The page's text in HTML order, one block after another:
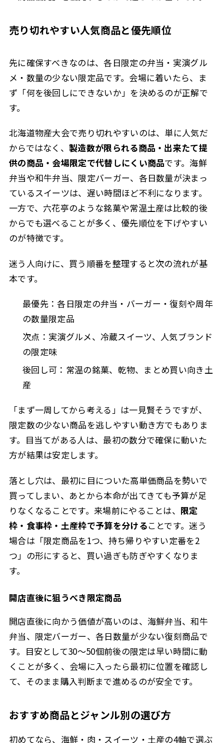
売り切れやすい人気商品と優先順位
先に確保すべきなのは、各日限定の弁当・実演グル
メ・数量の少ない限定品です。会場に着いたら、ま
ず「何を後回しにできないか」を決めるのが正解で
す。
北海道物産大会で売り切れやすいのは、単に人気だ
からではなく、製造数が限られる商品・出来たて提
供の商品・会場限定で代替しにくい商品です。海鮮
弁当や和牛弁当、限定バーガー、各日数量が決まっ
ているスイーツは、遅い時間ほど不利になります。
一方で、六花亭のような銘菓や常温土産は比較的後
からでも選べることが多く、優先順位を下げやすい
のが特徴です。
迷う人向けに、買う順番を整理すると次の流れが基
本です。
最優先：各日限定の弁当・バーガー・復刻や周年
の数量限定品
次点：実演グルメ、冷蔵スイーツ、人気ブランド
の限定味
後回し可：常温の銘菓、乾物、まとめ買い向き土
産
「まず一周してから考える」は一見賢そうですが、
限定数の少ない商品を逃しやすい動き方でもありま
す。目当てがある人は、最初の数分で確保に動いた
方が結果は安定します。
落とし穴は、最初に目についた高単価商品を勢いで
買ってしまい、あとから本命が出てきても予算が足
りなくなることです。来場前にやることは、 限定
枠・食事枠・土産枠で予算を分けることです。迷う
場合は「限定商品を1つ、持ち帰りやすい定番を2
つ」の形にすると、買い過ぎも防ぎやすくなりま
す。
開店直後に狙うべき限定商品
開店直後に向かう価値が高いのは、海鮮弁当、和牛
弁当、限定バーガー、各日数量が少ない復刻商品で
す。目安として30〜50個前後の限定は早い時間に動
くことが多く、会場に入ったら最初に位置を確認し
て、そのまま購入判断まで進めるのが安全です。
おすすめ商品とジャンル別の選び方
初めてなら、海鮮・肉・スイーツ・土産の4軸で選ぶ